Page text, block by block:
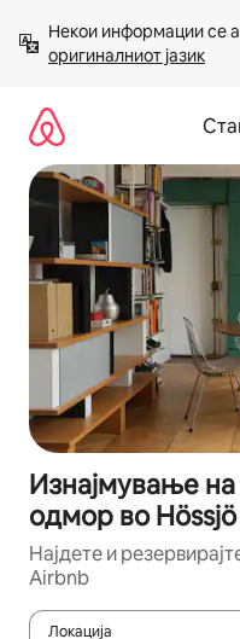
содржина
Некои информации се
оригиналниот јазик
Изнајмување
одмор во Hössjö
Најдете и
Airbnb
Локација